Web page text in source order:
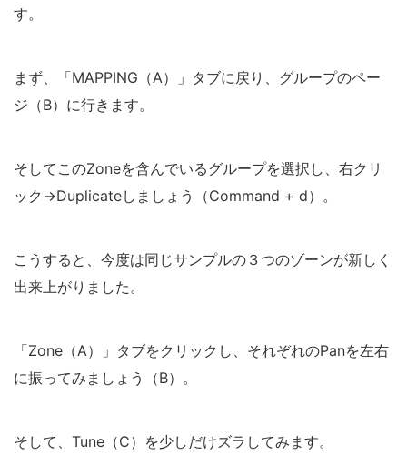
す。
まず、「MAPPING（A）」タブに戻り、グループのペー
ジ（B）に行きます。
そしてこのZoneを含んでいるグループを選択し、右クリ
ック→Duplicateしましょう（Command + d）。
こうすると、今度は同じサンプルの３つのゾーンが新しく
出来上がりました。
「Zone（A）」タブをクリックし、それぞれのPanを左右
に振ってみましょう（B）。
そして、Tune（C）を少しだけズラしてみます。